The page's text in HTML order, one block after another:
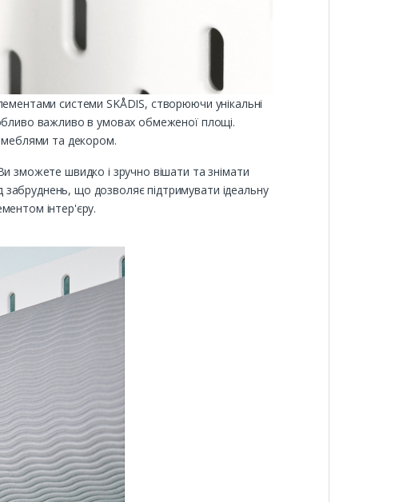
системи SKÅDIS, створюючи унікальні
важливо в умовах обмеженої площі.
меблями та декором.
зможете швидко і зручно вішати та знімати
що дозволяє підтримувати ідеальну
інтер'єру.